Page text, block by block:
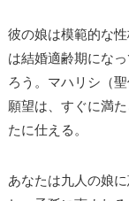
彼の娘は模範的な
は結婚適齢期にな
ろう。マハリシ（
願望は、すぐに満
たに仕える。
あなたは九人の娘